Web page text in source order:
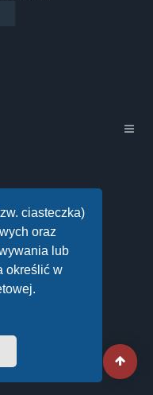
ciasteczka)
oraz
lub
określić w